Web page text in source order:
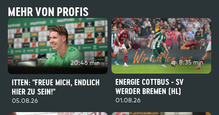
MEHR VON PROFIS
20:46 min
ITTEN: "FREUE MICH, ENDLICH
HIER ZU SEIN!"
05.08.26
8:35 min
ENERGIE COTTBUS - SV
WERDER BREMEN (HL)
01.08.26